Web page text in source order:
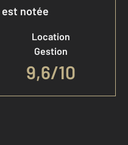
notée
Location
Gestion
9,6/10